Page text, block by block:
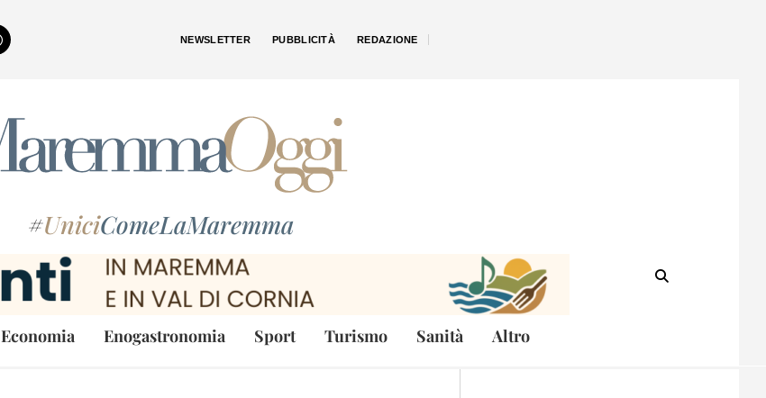
NEWSLETTER PUBBLICITÀ REDAZIONE
#UniciComeLaMaremma
Economia Enogastronomia Sport Turismo Sanità Altro